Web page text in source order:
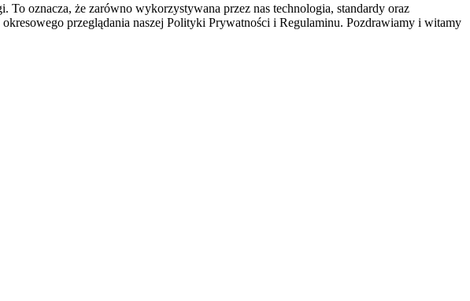
oznacza, że zarówno wykorzystywana przez nas technologia, standardy oraz
przeglądania naszej Polityki Prywatności i Regulaminu. Pozdrawiamy i witamy